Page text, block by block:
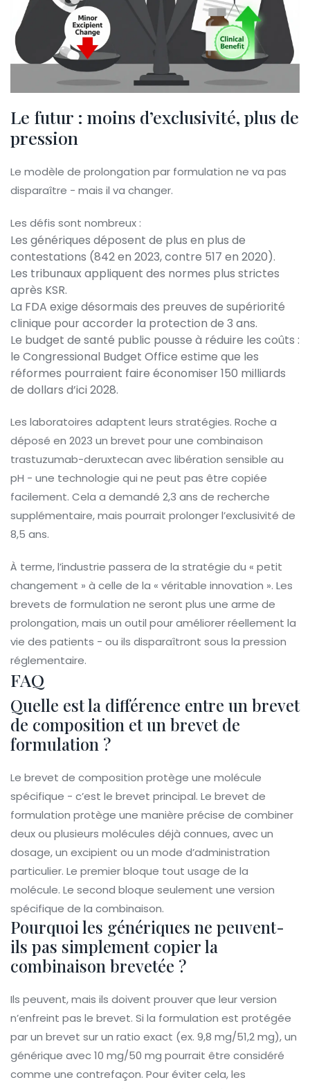
Le futur : moins d’exclusivité, plus de
pression
Le modèle de prolongation par formulation ne va pas
disparaître - mais il va changer.
Les défis sont nombreux :
Les génériques déposent de plus en plus de
contestations (842 en 2023, contre 517 en 2020).
Les tribunaux appliquent des normes plus strictes
après KSR.
La FDA exige désormais des preuves de supériorité
clinique pour accorder la protection de 3 ans.
Le budget de santé public pousse à réduire les coûts :
le Congressional Budget Office estime que les
réformes pourraient faire économiser 150 milliards
de dollars d’ici 2028.
Les laboratoires adaptent leurs stratégies. Roche a
déposé en 2023 un brevet pour une combinaison
trastuzumab-deruxtecan avec libération sensible au
pH - une technologie qui ne peut pas être copiée
facilement. Cela a demandé 2,3 ans de recherche
supplémentaire, mais pourrait prolonger l’exclusivité de
8,5 ans.
À terme, l’industrie passera de la stratégie du « petit
changement » à celle de la « véritable innovation ». Les
brevets de formulation ne seront plus une arme de
prolongation, mais un outil pour améliorer réellement la
vie des patients - ou ils disparaîtront sous la pression
réglementaire.
FAQ
Quelle est la différence entre un brevet
de composition et un brevet de
formulation ?
Le brevet de composition protège une molécule
spécifique - c’est le brevet principal. Le brevet de
formulation protège une manière précise de combiner
deux ou plusieurs molécules déjà connues, avec un
dosage, un excipient ou un mode d’administration
particulier. Le premier bloque tout usage de la
molécule. Le second bloque seulement une version
spécifique de la combinaison.
Pourquoi les génériques ne peuvent-
ils pas simplement copier la
combinaison brevetée ?
Ils peuvent, mais ils doivent prouver que leur version
n’enfreint pas le brevet. Si la formulation est protégée
par un brevet sur un ratio exact (ex. 9,8 mg/51,2 mg), un
générique avec 10 mg/50 mg pourrait être considéré
comme une contrefaçon. Pour éviter cela, les